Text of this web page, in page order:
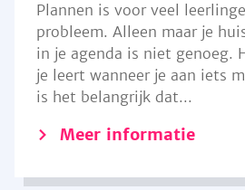
Plannen is voor veel
probleem. Alleen maar je
in je agenda is niet genoeg.
je leert wanneer je aan iets
is het belangrijk dat...
Meer informatie